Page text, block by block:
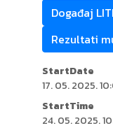
Događaj
Rezultati
StartDate
17. 05. 2025.
StartTime
24. 05. 2025.